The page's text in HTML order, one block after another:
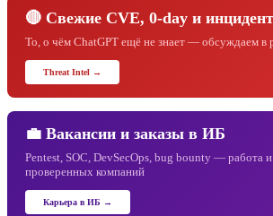
🔴 Свежие CVE, 0-day и
То, о чём ChatGPT ещё не знает — обсуждаем в
Threat Intel →
💼 Вакансии и заказы в ИБ
Pentest, SOC, DevSecOps, bug bounty — работа
проверенных компаний
Карьера в ИБ →